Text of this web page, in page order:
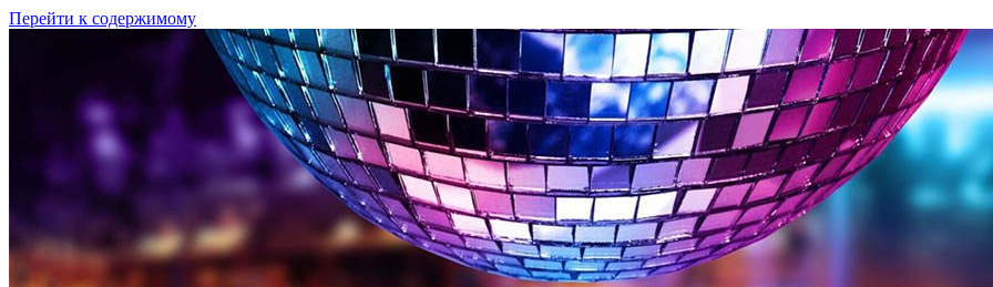
Перейти к содержимому